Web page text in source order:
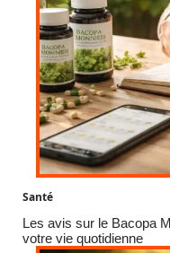
Santé
Les avis sur le Bacopa
votre vie quotidienne